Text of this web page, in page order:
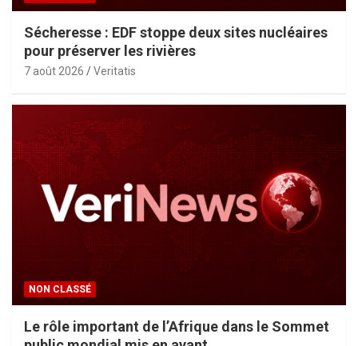
Sécheresse : EDF stoppe deux sites nucléaires
pour préserver les rivières
7 août 2026 Veritatis
NON CLASSÉ
Le rôle important de l’Afrique dans le Sommet